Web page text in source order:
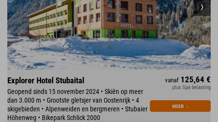
Explorer Hotel Stubaital
Geopend sinds 15 november 2024 • Skiën op meer
dan 3.000 m • Grootste gletsjer van Oostenrijk • 4
skigebieden • Alpenweiden en bergmeren • Stubaier
Höhenweg • Bikepark Schlick 2000
vanaf 125,64 €
plus Spa belasting
MEER ↓